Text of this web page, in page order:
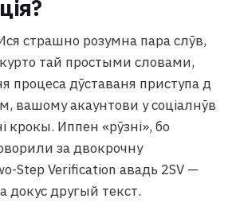
страшно розумна пара слӯв,
тай простыми словами,
процеса дӯставаня приступа д
вашому акаунтови у соціалнӯв
крокы. Иппен «рӯзні», бо
за двокрочну
Step Verification авадь 2SV —
докус другый текст.